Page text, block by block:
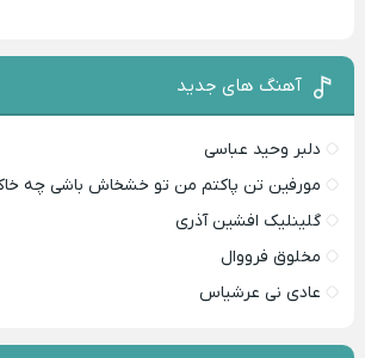
آهنگ های جدید
دلبر وحید عباسی
مورفین تن پاکتم من تو خشخاش باشی چه
گلینلیک افشین آذری
مخلوق فرووال
عادی نی عرشیاس